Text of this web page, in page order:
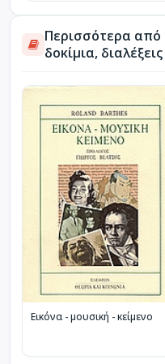
Περισσότερα από
δοκίμια, διαλέξεις
Εικόνα - μουσική - κείμενο